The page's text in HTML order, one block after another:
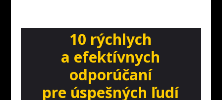
10 rýchlych
a efektívnych
odporúčaní
pre úspešných ľudí